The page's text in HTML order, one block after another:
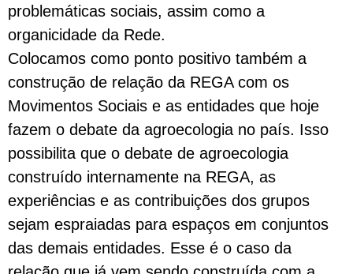
problemáticas sociais, assim como a
organicidade da Rede.
Colocamos como ponto positivo também a
construção de relação da REGA com os
Movimentos Sociais e as entidades que hoje
fazem o debate da agroecologia no país. Isso
possibilita que o debate de agroecologia
construído internamente na REGA, as
experiências e as contribuições dos grupos
sejam espraiadas para espaços em conjuntos
das demais entidades. Esse é o caso da